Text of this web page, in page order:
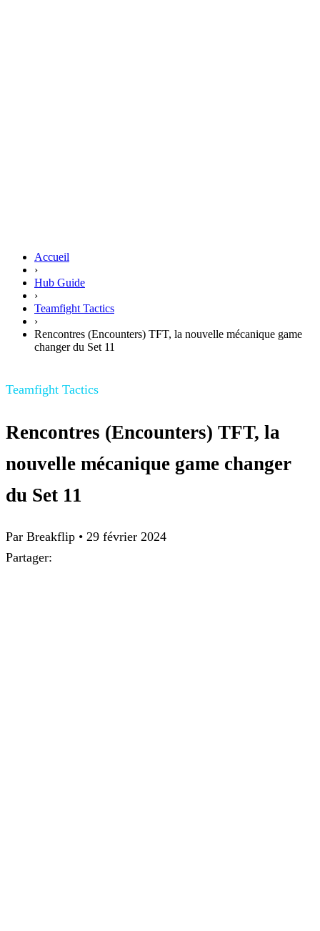
Accueil
›
Hub Guide
›
Teamfight Tactics
›
Rencontres (Encounters) TFT, la nouvelle mécanique game
changer du Set 11
Teamfight Tactics
Rencontres (Encounters) TFT, la
nouvelle mécanique game changer
du Set 11
Par Breakflip • 29 février 2024
Partager: